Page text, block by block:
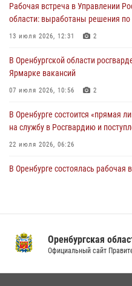
образовательных учреждений к
24 июля 2026, 12:25
проведён рейд по строительным
23 июля 2026, 10:47
Рабочая встреча в Управлении
области: выработаны решения
13 июля 2026, 12:31 2
В Оренбургской области
Ярмарке вакансий
07 июля 2026, 10:56 2
В Оренбурге состоится «прямая
на службу в Росгвардию и
22 июля 2026, 06:26
В Оренбурге состоялась рабочая
Росгвардейцы Оренбургской
образовательных учреждений к
Оренбургская
Официальный сайт